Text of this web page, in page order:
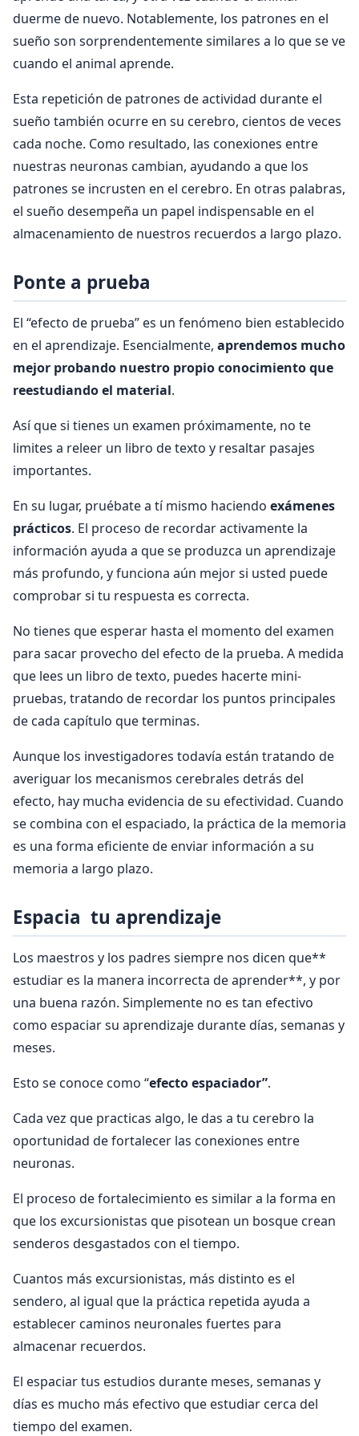
duerme de nuevo. Notablemente, los patrones en el
sueño son sorprendentemente similares a lo que se ve
cuando el animal aprende.
Esta repetición de patrones de actividad durante el
sueño también ocurre en su cerebro, cientos de veces
cada noche. Como resultado, las conexiones entre
nuestras neuronas cambian, ayudando a que los
patrones se incrusten en el cerebro. En otras palabras,
el sueño desempeña un papel indispensable en el
almacenamiento de nuestros recuerdos a largo plazo.
Ponte a prueba
El “efecto de prueba” es un fenómeno bien establecido
en el aprendizaje. Esencialmente, aprendemos mucho
mejor probando nuestro propio conocimiento que
reestudiando el material.
Así que si tienes un examen próximamente, no te
limites a releer un libro de texto y resaltar pasajes
importantes.
En su lugar, pruébate a tí mismo haciendo exámenes
prácticos. El proceso de recordar activamente la
información ayuda a que se produzca un aprendizaje
más profundo, y funciona aún mejor si usted puede
comprobar si tu respuesta es correcta.
No tienes que esperar hasta el momento del examen
para sacar provecho del efecto de la prueba. A medida
que lees un libro de texto, puedes hacerte mini-
pruebas, tratando de recordar los puntos principales
de cada capítulo que terminas.
Aunque los investigadores todavía están tratando de
averiguar los mecanismos cerebrales detrás del
efecto, hay mucha evidencia de su efectividad. Cuando
se combina con el espaciado, la práctica de la memoria
es una forma eficiente de enviar información a su
memoria a largo plazo.
Espacia tu aprendizaje
Los maestros y los padres siempre nos dicen que**
estudiar es la manera incorrecta de aprender**, y por
una buena razón. Simplemente no es tan efectivo
como espaciar su aprendizaje durante días, semanas y
meses.
Esto se conoce como “efecto espaciador”.
Cada vez que practicas algo, le das a tu cerebro la
oportunidad de fortalecer las conexiones entre
neuronas.
El proceso de fortalecimiento es similar a la forma en
que los excursionistas que pisotean un bosque crean
senderos desgastados con el tiempo.
Cuantos más excursionistas, más distinto es el
sendero, al igual que la práctica repetida ayuda a
establecer caminos neuronales fuertes para
almacenar recuerdos.
El espaciar tus estudios durante meses, semanas y
días es mucho más efectivo que estudiar cerca del
tiempo del examen.